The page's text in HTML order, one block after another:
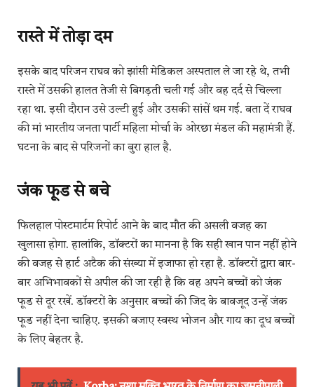
रास्ते में तोड़ा दम
इसके बाद परिजन राघव को झांसी मेडिकल अस्पताल ले जा रहे थे, तभी
रास्ते में उसकी हालत तेजी से बिगड़ती चली गई और वह दर्द से चिल्ला
रहा था. इसी दौरान उसे उल्टी हुई और उसकी सांसें थम गई. बता दें राघव
की मां भारतीय जनता पार्टी महिला मोर्चा के ओरछा मंडल की महामंत्री हैं.
घटना के बाद से परिजनों का बुरा हाल है.
जंक फूड से बचे
फिलहाल पोस्टमार्टम रिपोर्ट आने के बाद मौत की असली वजह का
खुलासा होगा. हालांकि, डॉक्टरों का मानना है कि सही खान पान नहीं होने
की वजह से हार्ट अटैक की संख्या में इजाफा हो रहा है. डॉक्टरों द्वारा बार-
बार अभिभावकों से अपील की जा रही है कि वह अपने बच्चों को जंक
फूड से दूर रखें. डॉक्टरों के अनुसार बच्चों की जिद के बावजूद उन्हें जंक
फूड नहीं देना चाहिए. इसकी बजाए स्वस्थ भोजन और गाय का दूध बच्चों
के लिए बेहतर है.